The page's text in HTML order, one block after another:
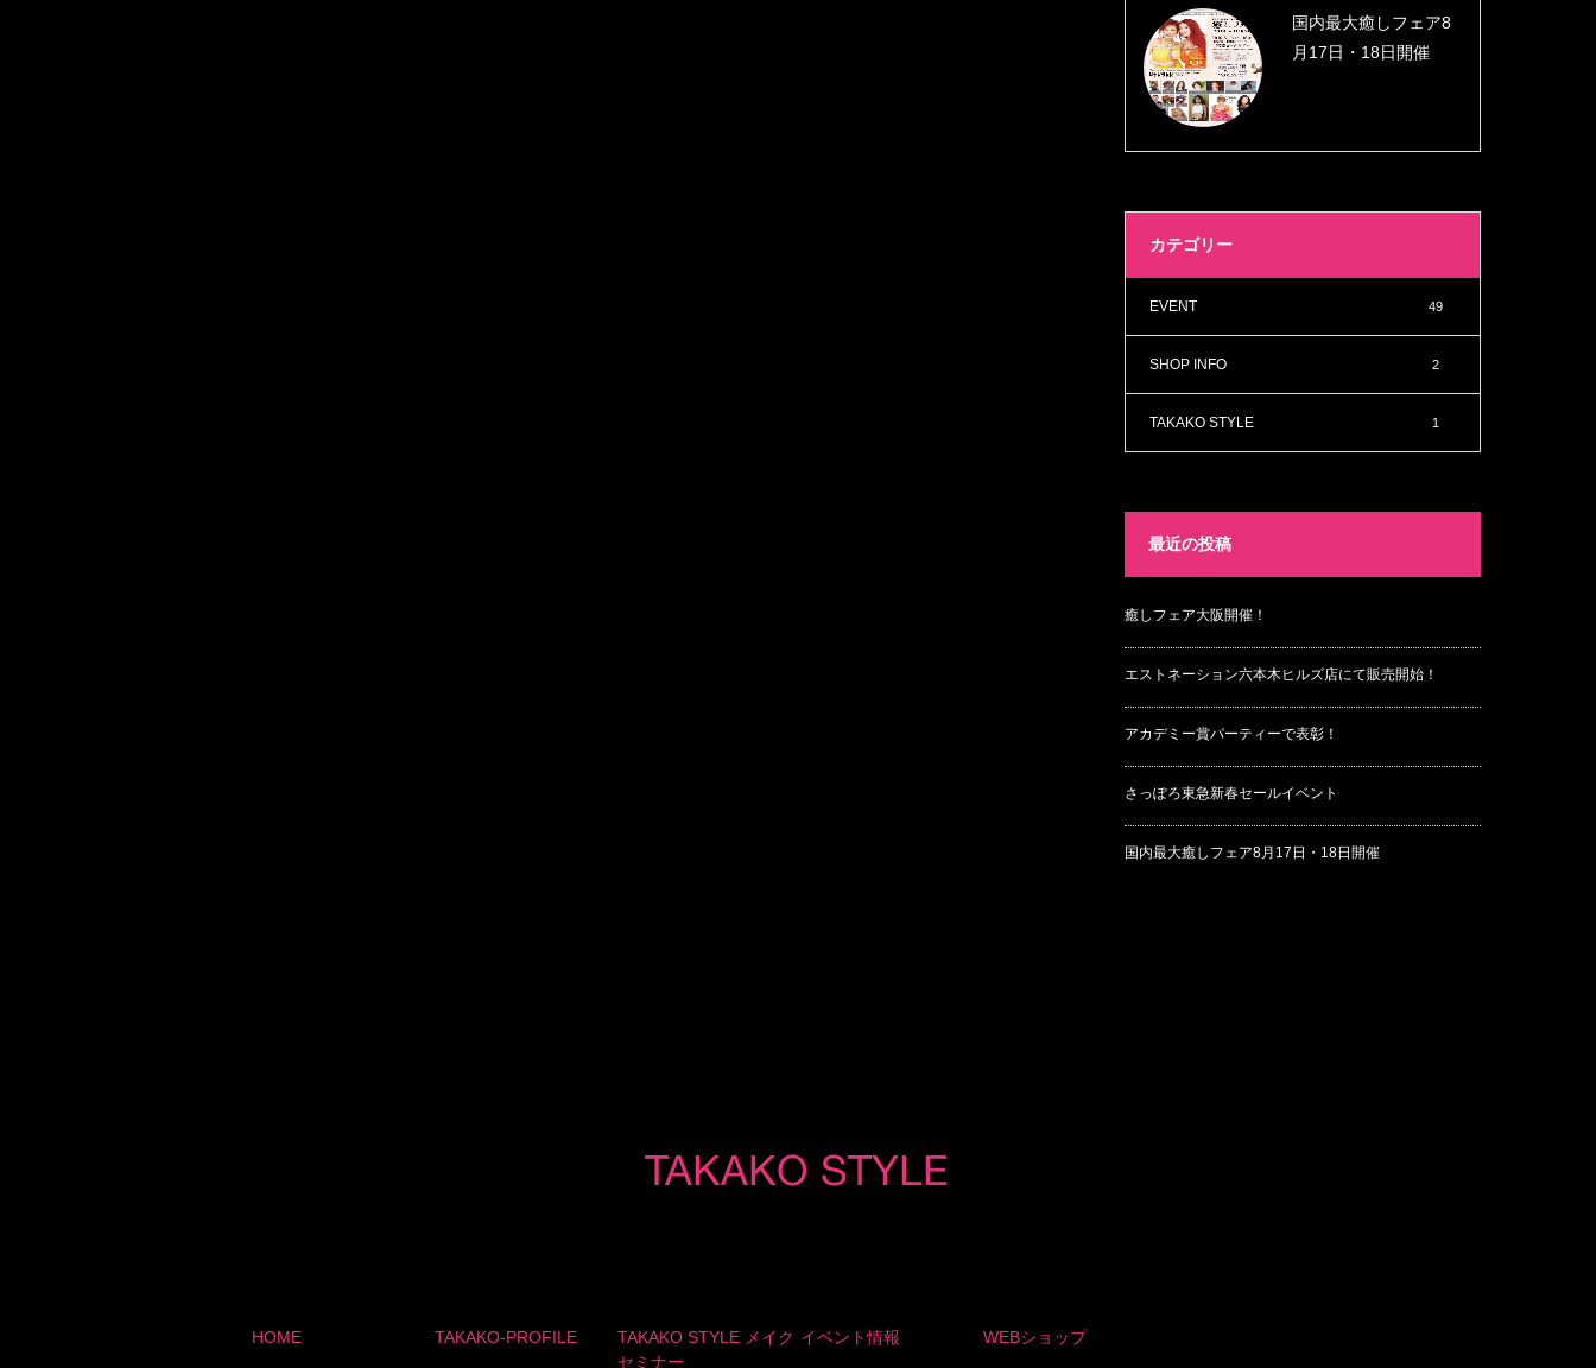
国内最大癒しフェア8
月17日・18日開催
カテゴリー
EVENT 49
SHOP INFO 2
TAKAKO STYLE 1
最近の投稿
癒しフェア大阪開催！
エストネーション六本木ヒルズ店にて販売開始！
アカデミー賞パーティーで表彰！
さっぽろ東急新春セールイベント
国内最大癒しフェア8月17日・18日開催
HOME TAKAKO-PROFILE
TAKAKO STYLE メイク
セミナー
イベント情報 WEBショップ